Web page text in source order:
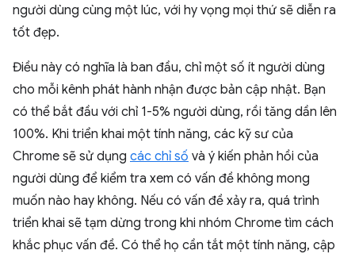
người dùng cùng một lúc, với hy vọng mọi thứ sẽ diễn ra
tốt đẹp.
Điều này có nghĩa là ban đầu, chỉ một số ít người dùng
cho mỗi kênh phát hành nhận được bản cập nhật. Bạn
có thể bắt đầu với chỉ 1-5% người dùng, rồi tăng dần lên
100%. Khi triển khai một tính năng, các kỹ sư của
Chrome sẽ sử dụng các chỉ số và ý kiến phản hồi của
người dùng để kiểm tra xem có vấn đề không mong
muốn nào hay không. Nếu có vấn đề xảy ra, quá trình
triển khai sẽ tạm dừng trong khi nhóm Chrome tìm cách
khắc phục vấn đề. Có thể họ cần tắt một tính năng, cập